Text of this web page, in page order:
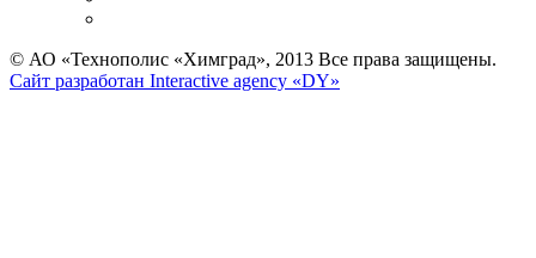
© АО «Технополис «Химград», 2013 Все права защищены.
Сайт разработан Interactive agency «DY»